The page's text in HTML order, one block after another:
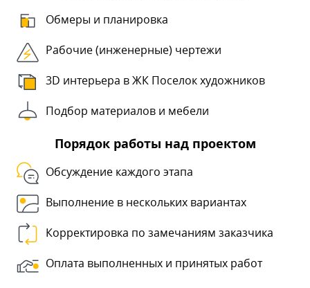
Обмеры и планировка
Рабочие (инженерные) чертежи
3D интерьера в ЖК Поселок художников
Подбор материалов и мебели
Порядок работы над проектом
Обсуждение каждого этапа
Выполнение в нескольких вариантах
Корректировка по замечаниям заказчика
Оплата выполненных и принятых работ